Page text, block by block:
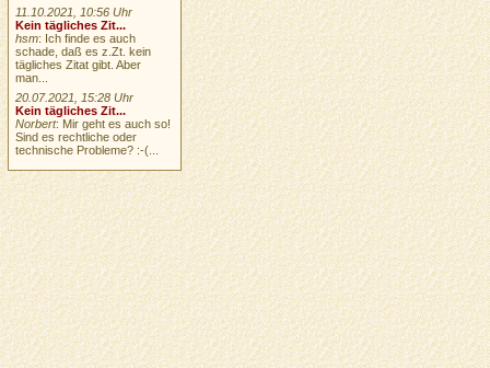
11.10.2021, 10:56 Uhr
Kein tägliches Zit...
hsm: Ich finde es auch
schade, daß es z.Zt. kein
tägliches Zitat gibt. Aber
man...
20.07.2021, 15:28 Uhr
Kein tägliches Zit...
Norbert: Mir geht es auch so!
Sind es rechtliche oder
technische Probleme? :-(...